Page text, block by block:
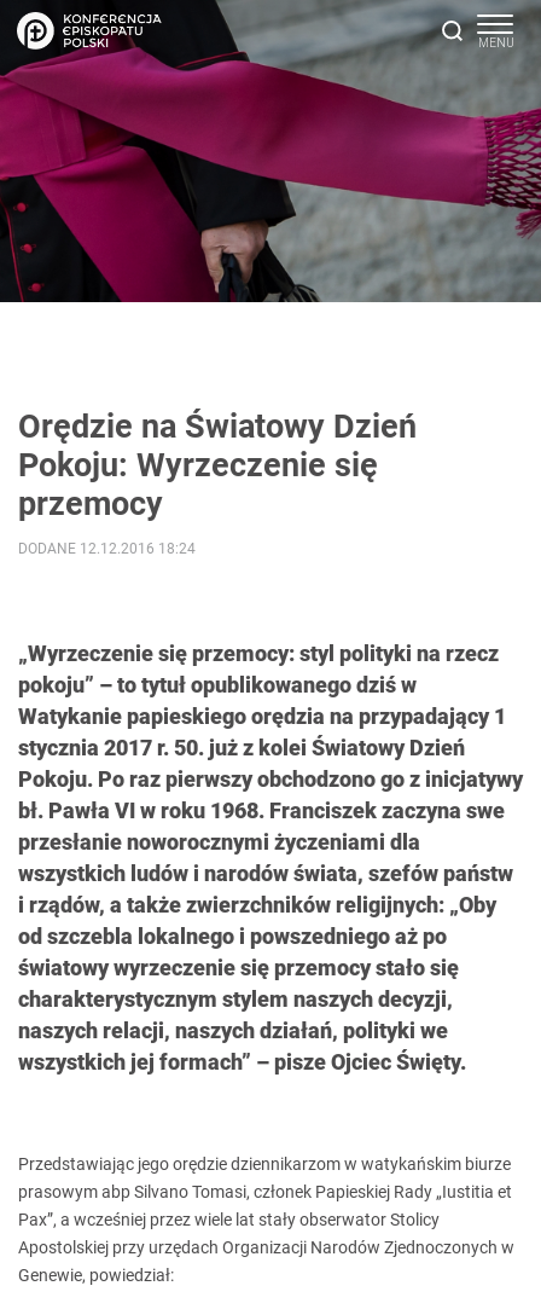
Orędzie na Światowy Dzień
Pokoju: Wyrzeczenie się
przemocy
„Wyrzeczenie się przemocy: styl polityki na rzecz
pokoju” – to tytuł opublikowanego dziś w
Watykanie papieskiego orędzia na przypadający 1
stycznia 2017 r. 50. już z kolei Światowy Dzień
Pokoju. Po raz pierwszy obchodzono go z inicjatywy
bł. Pawła VI w roku 1968. Franciszek zaczyna swe
przesłanie noworocznymi życzeniami dla
wszystkich ludów i narodów świata, szefów państw
i rządów, a także zwierzchników religijnych: „Oby
od szczebla lokalnego i powszedniego aż po
światowy wyrzeczenie się przemocy stało się
charakterystycznym stylem naszych decyzji,
naszych relacji, naszych działań, polityki we
wszystkich jej formach” – pisze Ojciec Święty.
DODANE 12.12.2016 18:24
Przedstawiając jego orędzie dziennikarzom w watykańskim biurze
prasowym abp Silvano Tomasi, członek Papieskiej Rady „Iustitia et
Pax”, a wcześniej przez wiele lat stały obserwator Stolicy
Apostolskiej przy urzędach Organizacji Narodów Zjednoczonych w
Genewie, powiedział: